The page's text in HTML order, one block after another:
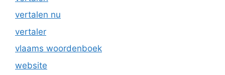
vertalen nu
vertaler
vlaams woordenboek
website